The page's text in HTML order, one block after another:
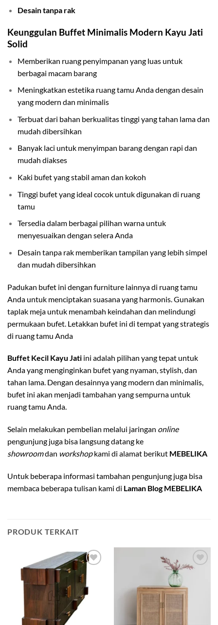
Desain tanpa rak
Keunggulan Buffet Minimalis Modern Kayu Jati
Solid
Memberikan ruang penyimpanan yang luas untuk
berbagai macam barang
Meningkatkan estetika ruang tamu Anda dengan desain
yang modern dan minimalis
Terbuat dari bahan berkualitas tinggi yang tahan lama dan
mudah dibersihkan
Banyak laci untuk menyimpan barang dengan rapi dan
mudah diakses
Kaki bufet yang stabil aman dan kokoh
Tinggi bufet yang ideal cocok untuk digunakan di ruang
tamu
Tersedia dalam berbagai pilihan warna untuk
menyesuaikan dengan selera Anda
Desain tanpa rak memberikan tampilan yang lebih simpel
dan mudah dibersihkan
Padukan bufet ini dengan furniture lainnya di ruang tamu
Anda untuk menciptakan suasana yang harmonis. Gunakan
taplak meja untuk menambah keindahan dan melindungi
permukaan bufet. Letakkan bufet ini di tempat yang strategis
di ruang tamu Anda
Buffet Kecil Kayu Jati ini adalah pilihan yang tepat untuk
Anda yang menginginkan bufet yang nyaman, stylish, dan
tahan lama. Dengan desainnya yang modern dan minimalis,
bufet ini akan menjadi tambahan yang sempurna untuk
ruang tamu Anda.
Selain melakukan pembelian melalui jaringan online
pengunjung juga bisa langsung datang ke
showroomdan workshopkami di alamat berikut MEBELIKA
Untuk beberapa informasi tambahan pengunjung juga bisa
membaca beberapa tulisan kami di Laman Blog MEBELIKA
PRODUK TERKAIT
Add to
wishlist
Add to